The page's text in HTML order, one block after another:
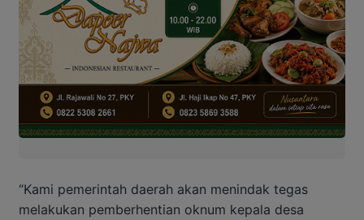
“Kami pemerintah daerah akan menindak tegas
melakukan pemberhentian oknum kepala desa